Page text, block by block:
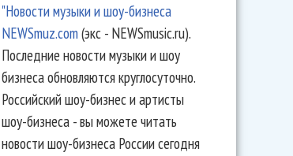
"Новости музыки и шоу-бизнеса
NEWSmuz.com(экс - NEWSmusic.ru).
Последние новости музыки и шоу
бизнеса обновляются круглосуточно.
Российский шоу-бизнес и артисты
шоу-бизнеса - вы можете читать
новости шоу-бизнеса России сегодня